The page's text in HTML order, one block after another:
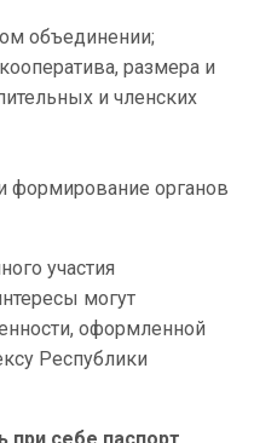
объединении;
размера и
и членских
формирование органов
участия
могут
оформленной
Республики